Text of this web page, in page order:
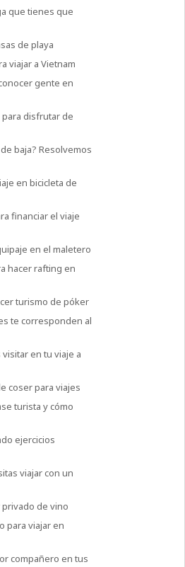
que tienes que
de playa
viajar a Vietnam
gente en
disfrutar de
baja? Resolvemos
en bicicleta de
financiar el viaje
en el maletero
hacer rafting en
turismo de póker
te corresponden al
en tu viaje a
coser para viajes
turista y cómo
ejercicios
viajar con un
de vino
para viajar en
compañero en tus